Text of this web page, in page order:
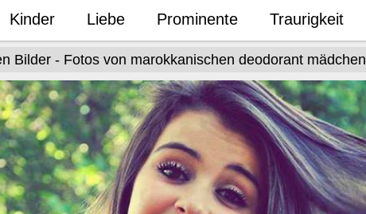
Kinder Liebe Prominente Traurigkeit
Bilder - Fotos von marokkanischen deodorant mädchen